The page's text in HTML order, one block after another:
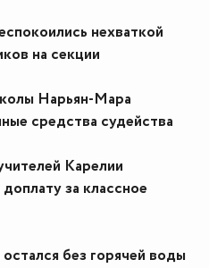
нехваткой
на секции
Нарьян-Мара
средства судейства
Карелии
за классное
без горячей воды